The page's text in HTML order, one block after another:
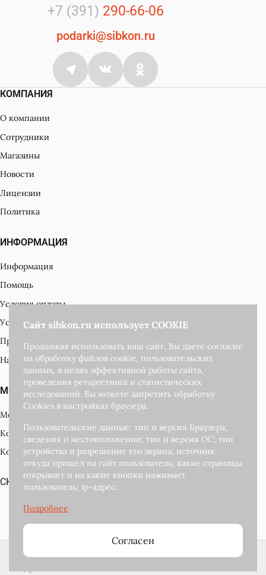
+7 (391) 290-66-06
podarki@sibkon.ru
КОМПАНИЯ
О компании
Сотрудники
Магазины
Новости
Лицензии
Политика
ИНФОРМАЦИЯ
Информация
Помощь
Условия оплаты
Условия доставки
Производители
Наши награды
МОЙ КАБИНЕТ
Мой кабинет
Корзина
Контакты
СКАЧАТЬ КАТАЛОГ ПОДАРКОВ
поддержка сайта
2018-2026 © Сибкон — интернет магазин новогодних
Сайт sibkon.ru использует COOKIE
Продолжая использовать наш сайт, Вы даете согласие
на обработку файлов cookie, пользовательских
данных, в целях эффективной работы сайта,
проведения ретаргетинга и статистических
исследований. Вы можете запретить обработку
Cookies в настройках браузера.
Пользовательские данные: тип и версия Браузера;
сведения о местоположении; тип и версия ОС; тип
устройства и разрешение его экрана; источник
откуда пришел на сайт пользователь; какие страницы
открывает и на какие кнопки нажимает
пользователь; ip-адрес.
Согласен